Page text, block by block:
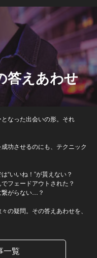
答えあわせ
なった出会いの形。それ
功させるのにも、テクニック
“いいね！”が貰えない？
フェードアウトされた？
がらない…？
の疑問。その答えあわせを、
一覧